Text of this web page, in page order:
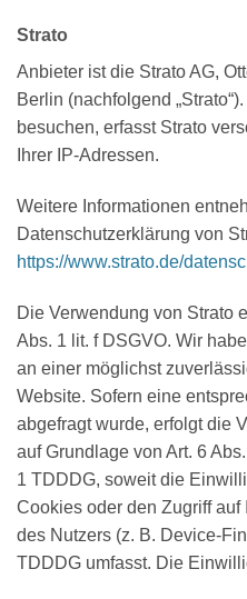
Strato
Anbieter ist die Strato AG,
Berlin (nachfolgend
besuchen, erfasst Strato
Ihrer IP-Adressen.
Weitere Informationen
Datenschutzerklärung von
https://www.strato.de/
Die Verwendung von Strato
Abs. 1 lit. f DSGVO. Wir
an einer möglichst
Website. Sofern eine
abgefragt wurde, erfolgt die
auf Grundlage von Art. 6
1 TDDDG, soweit die
Cookies oder den Zugriff
des Nutzers (z. B. Device-
TDDDG umfasst. Die